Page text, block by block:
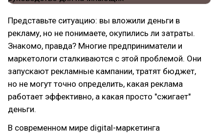
Представьте ситуацию: вы вложили деньги в
рекламу, но не понимаете, окупились ли затраты.
Знакомо, правда? Многие предприниматели и
маркетологи сталкиваются с этой проблемой. Они
запускают рекламные кампании, тратят бюджет,
но не могут точно определить, какая реклама
работает эффективно, а какая просто "сжигает"
деньги.
В современном мире digital-маркетинга